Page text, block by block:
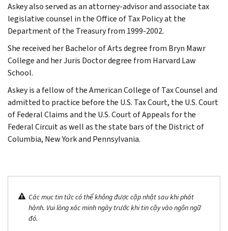
Askey also served as an attorney-advisor and associate tax
legislative counsel in the Office of Tax Policy at the
Department of the Treasury from 1999-2002.
She received her Bachelor of Arts degree from Bryn Mawr
College and her Juris Doctor degree from Harvard Law
School.
Askey is a fellow of the American College of Tax Counsel and
admitted to practice before the U.S. Tax Court, the U.S. Court
of Federal Claims and the U.S. Court of Appeals for the
Federal Circuit as well as the state bars of the District of
Columbia, New York and Pennsylvania.
Các mục tin tức có thể không được cập nhật sau khi phát
hành. Vui lòng xác minh ngày trước khi tin cậy vào ngôn ngữ
đó.